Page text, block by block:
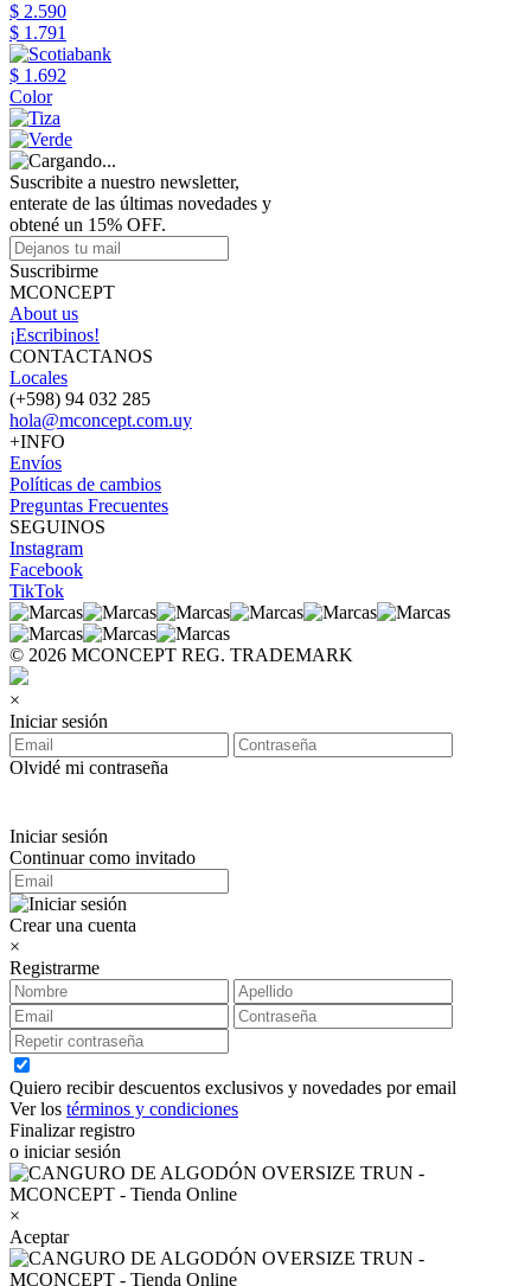
$ 2.590
$ 1.791
$ 1.692
Color
Suscribite a nuestro newsletter,
enterate de las últimas novedades y
obtené un 15% OFF.
Suscribirme
MCONCEPT
About us
¡Escribinos!
CONTACTANOS
Locales
(+598) 94 032 285
hola@mconcept.com.uy
+INFO
Envíos
Políticas de cambios
Preguntas Frecuentes
SEGUINOS
Instagram
Facebook
TikTok
© 2026 MCONCEPT REG. TRADEMARK
×
Iniciar sesión
Olvidé mi contraseña
Iniciar sesión
Continuar como invitado
Crear una cuenta
×
Registrarme
Quiero recibir descuentos exclusivos y novedades por email
Ver los términos y condiciones
Finalizar registro
o iniciar sesión
×
Aceptar